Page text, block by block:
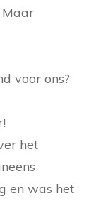
Maar
voor ons?
het
en was het